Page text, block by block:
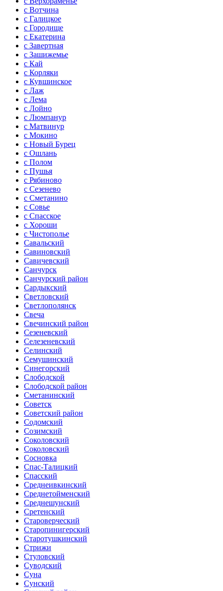
с Вотчина
с Галицкое
с Городище
с Екатерина
с Завертная
с Зашижемье
с Кай
с Корляки
с Кувшинское
с Лаж
с Лема
с Лойно
с Люмпанур
с Матвинур
с Мокино
с Новый Бурец
с Ошлань
с Полом
с Пушья
с Рябиново
с Сезенево
с Сметанино
с Совье
с Спасское
с Хороши
с Чистополье
Савальский
Савиновский
Савичевский
Санчурск
Санчурский район
Сардыкский
Светловский
Светлополянск
Свеча
Свечинский район
Сезеневский
Селезеневский
Селинский
Семушинский
Синегорский
Слободской
Слободской район
Сметанинский
Советск
Советский район
Содомский
Созимский
Соколовский
Соколовский
Сосновка
Спас-Талицкий
Спасский
Среднеивкинский
Среднетойменский
Среднешунский
Сретенский
Староверческий
Старопинигерский
Старотушкинский
Стрижи
Стуловский
Суводский
Суна
Сунский